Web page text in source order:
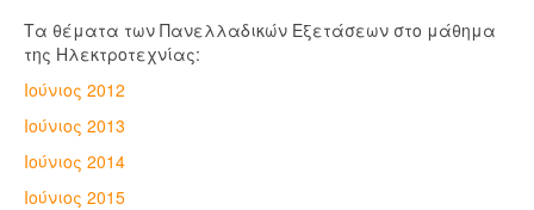
Τα θέματα των Πανελλαδικών Εξετάσεων στο μάθημα
της Ηλεκτροτεχνίας:
Ιούνιος 2012
Ιούνιος 2013
Ιούνιος 2014
Ιούνιος 2015